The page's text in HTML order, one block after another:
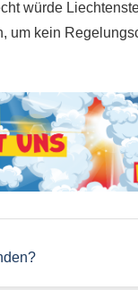
würde
um kein